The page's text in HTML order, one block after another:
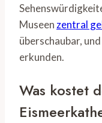
Museen zentral
überschaubar,
erkunden.
Was kostet